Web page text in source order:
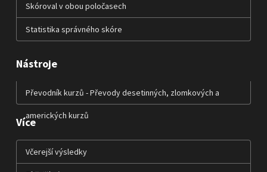
Skóroval v obou poločasech
Statistika správného skóre
Nástroje
Převodník kurzů - Převody desetinných, zlomkových a
amerických kurzů
Více
Včerejší výsledky